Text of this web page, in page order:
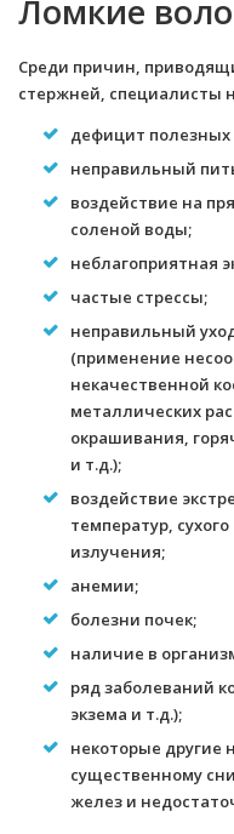
Ломкие
Среди причин,
стержней, специалисты
дефицит
неправильный
воздействие на
соленой воды;
неблагоприятная
частые стрессы;
неправильный
(применение
некачественной
металлических
окрашивания,
и т.д.);
воздействие
температур,
излучения;
анемии;
болезни почек;
наличие в
ряд заболеваний
экзема и т.д.);
некоторые другие
существенному
желез и